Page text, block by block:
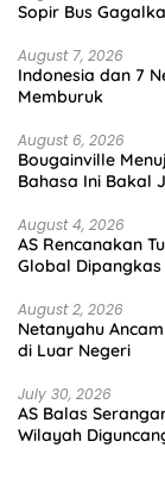
Sopir Bus
August 7, 2026
Indonesia dan 7
Memburuk
August 6, 2026
Bougainville
Bahasa Ini Bakal
August 4, 2026
AS Rencanakan
Global Dipangkas
August 2, 2026
Netanyahu
di Luar Negeri
July 30, 2026
AS Balas
Wilayah